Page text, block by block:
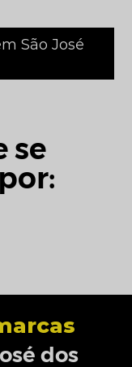
São José
se
dos